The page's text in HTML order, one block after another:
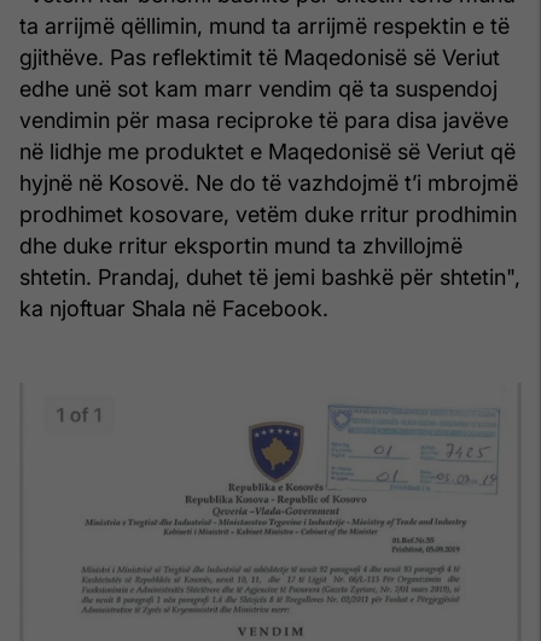
ta arrijmë qëllimin, mund ta arrijmë respektin e të
gjithëve. Pas reflektimit të Maqedonisë së Veriut
edhe unë sot kam marr vendim që ta suspendoj
vendimin për masa reciproke të para disa javëve
në lidhje me produktet e Maqedonisë së Veriut që
hyjnë në Kosovë. Ne do të vazhdojmë t’i mbrojmë
prodhimet kosovare, vetëm duke rritur prodhimin
dhe duke rritur eksportin mund ta zhvillojmë
shtetin. Prandaj, duhet të jemi bashkë për shtetin",
ka njoftuar Shala në Facebook.